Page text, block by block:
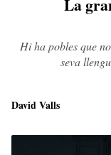
La
Hi ha pobles que
seva
David Valls